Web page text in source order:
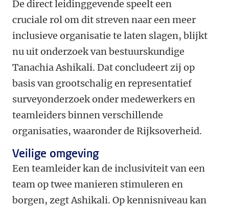
De direct leidinggevende speelt een
cruciale rol om dit streven naar een meer
inclusieve organisatie te laten slagen, blijkt
nu uit onderzoek van bestuurskundige
Tanachia Ashikali. Dat concludeert zij op
basis van grootschalig en representatief
surveyonderzoek onder medewerkers en
teamleiders binnen verschillende
organisaties, waaronder de Rijksoverheid.
Veilige omgeving
Een teamleider kan de inclusiviteit van een
team op twee manieren stimuleren en
borgen, zegt Ashikali. Op kennisniveau kan